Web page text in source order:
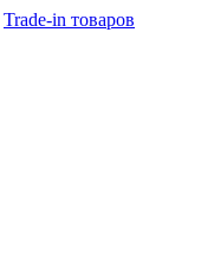
Trade-in товаров